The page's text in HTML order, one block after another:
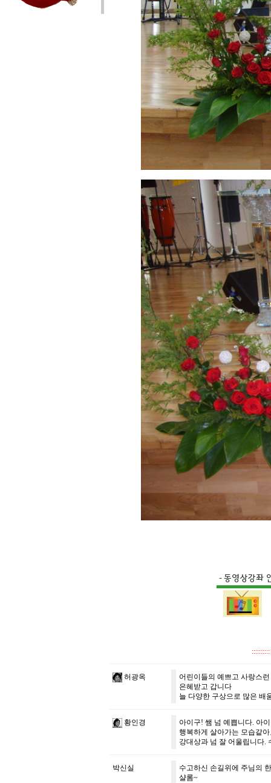
허광옥
어린이들의 예쁘고 사랑스
은혜받고 갑니다
늘 다양한 구상으로 많은 배
황인경
아이구! 쌤 넘 예쁩니다. 아
행복하게 살아가는 모습같아
강대상과 넘 잘 어울립니다.
박신실
수고하신 손길위에 주님의
샬롬~